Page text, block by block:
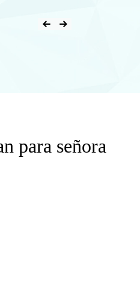
para señora